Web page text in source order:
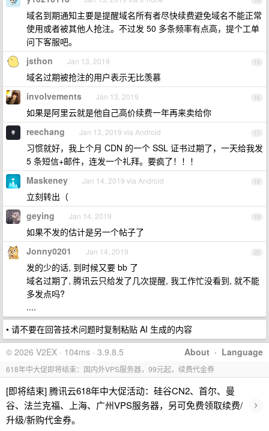
域名到期通知主要是提醒域名所有者尽快续费避免域名不能正常
使用或者被其他人抢注。不过发 50 多条频率有点高，提个工单
问下客服吧。
15
jsthon Jan 13, 2019
域名过期被抢注的用户表示无比羡慕
16
involvements Jan 13, 2019
如果是阿里云就是他自己高价续费一年再来卖给你
17
reechang Jan 13, 2019 via Android
习惯就好，我上个月 CDN 的一个 SSL 证书过期了，一天给我发
5 条短信+邮件，连发一个礼拜。要疯了！！！
18
Maskeney Jan 14, 2019 via Android
立刻转出（
19
geying Jan 14, 2019
如果不发的估计是另一个帖子了
20
Jonny0201 Jan 14, 2019
发的少的话, 到时候又要 bb 了
域名过期了, 腾讯云只给发了几次提醒, 我工作忙没看到, 就不能
多发点吗?
....
• 请不要在回答技术问题时复制粘贴 AI 生成的内容
About · Language
© 2026 V2EX · 104ms · 3.9.8.5
618年中大促即将结束：国内外VPS服务器，99元起，续费代金券
[即将结束] 腾讯云618年中大促活动：硅谷CN2、首尔、曼
谷、法兰克福、上海、广州VPS服务器，另可免费领取续费/
升级/新购代金券。
›